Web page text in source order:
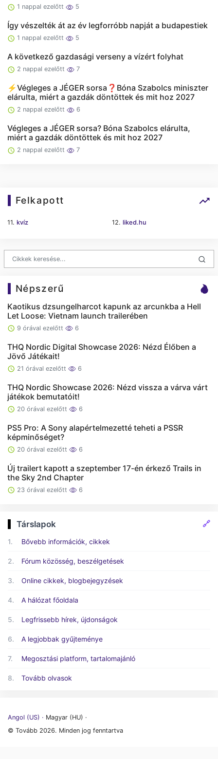
1 nappal ezelőtt 5
Így vészelték át az év legforróbb napját a budapestiek
1 nappal ezelőtt 5
A következő gazdasági verseny a vízért folyhat
2 nappal ezelőtt 7
⚡️Végleges a JÉGER sorsa❓Bóna Szabolcs miniszter
elárulta, miért a gazdák döntöttek és mit hoz 2027
2 nappal ezelőtt 6
Végleges a JÉGER sorsa? Bóna Szabolcs elárulta,
miért a gazdák döntöttek és mit hoz 2027
2 nappal ezelőtt 7
Felkapott
11. kvíz 12. liked.hu
Népszerű
Kaotikus dzsungelharcot kapunk az arcunkba a Hell
Let Loose: Vietnam launch trailerében
9 órával ezelőtt 6
THQ Nordic Digital Showcase 2026: Nézd Élőben a
Jövő Játékait!
21 órával ezelőtt 6
THQ Nordic Showcase 2026: Nézd vissza a várva várt
játékok bemutatóit!
20 órával ezelőtt 6
PS5 Pro: A Sony alapértelmezetté teheti a PSSR
képminőséget?
20 órával ezelőtt 6
Új trailert kapott a szeptember 17-én érkező Trails in
the Sky 2nd Chapter
23 órával ezelőtt 6
Társlapok 🔗
1. Bővebb információk, cikkek
2. Fórum közösség, beszélgetések
3. Online cikkek, blogbejegyzések
4. A hálózat főoldala
5. Legfrissebb hírek, újdonságok
6. A legjobbak gyűjteménye
7. Megosztási platform, tartalomajánló
8. Tovább olvasok
Angol (US) · Magyar (HU) ·
© Tovább 2026. Minden jog fenntartva